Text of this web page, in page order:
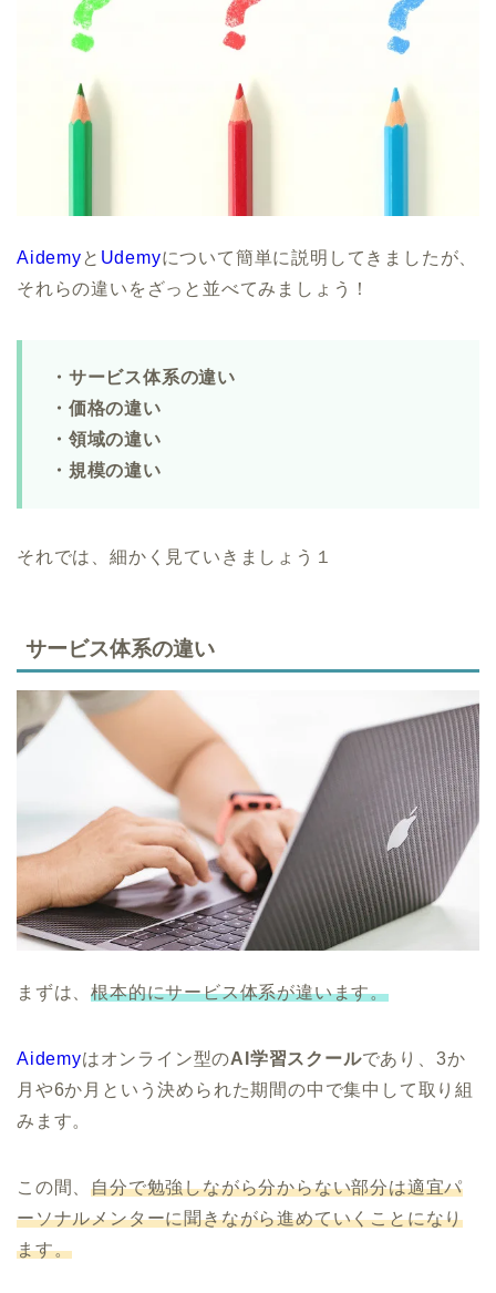
Aidemyと Udemyについて簡単に説明してきましたが、
それらの違いをざっと並べてみましょう！
・サービス体系の違い
・価格の違い
・領域の違い
・規模の違い
それでは、細かく見ていきましょう１
サービス体系の違い
まずは、根本的にサービス体系が違います。
Aidemyはオンライン型のAI学習スクールであり、3か
月や6か月という決められた期間の中で集中して取り組
みます。
この間、自分で勉強しながら分からない部分は適宜パ
ーソナルメンターに聞きながら進めていくことになり
ます。